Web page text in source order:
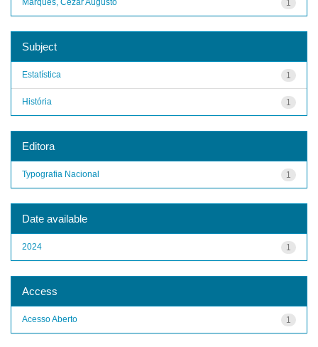
1
Subject
1
Estatística
1
História
Editora
1
Typografia Nacional
Date available
1
2024
Access
1
Acesso Aberto